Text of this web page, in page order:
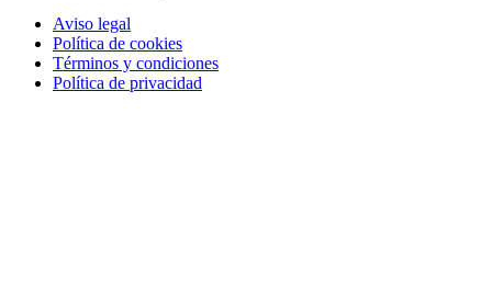
Aviso legal
Política de cookies
Términos y condiciones
Política de privacidad